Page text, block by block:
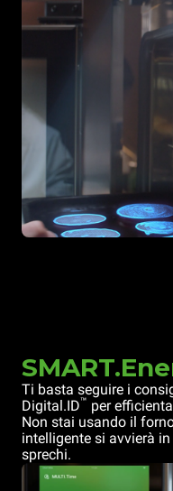
Ti basta seguire i
Digital.ID™ per
Non stai usando il
intelligente si avvierà
sprechi.